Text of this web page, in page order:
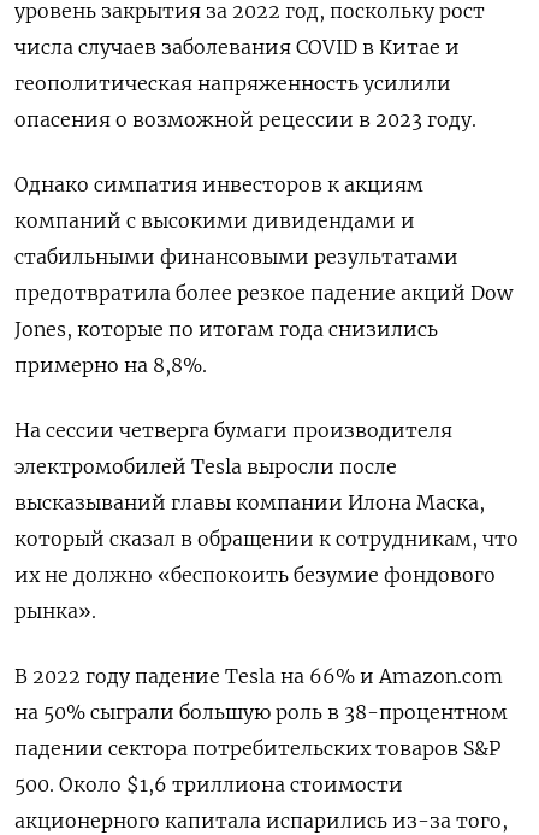
уровень закрытия за 2022 год, поскольку рост
числа случаев заболевания COVID в Китае и
геополитическая напряженность усилили
опасения о возможной рецессии в 2023 году.
Однако симпатия инвесторов к акциям
компаний с высокими дивидендами и
стабильными финансовыми результатами
предотвратила более резкое падение акций Dow
Jones, которые по итогам года снизились
примерно на 8,8%.
На сессии четверга бумаги производителя
электромобилей Tesla выросли после
высказываний главы компании Илона Маска,
который сказал в обращении к сотрудникам, что
их не должно «беспокоить безумие фондового
рынка».
В 2022 году падение Tesla на 66% и Amazon.com
на 50% сыграли большую роль в 38-процентном
падении сектора потребительских товаров S&P
500. Около $1,6 триллиона стоимости
акционерного капитала испарились из-за того,